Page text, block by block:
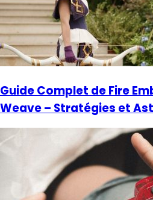
Guide Complet de Fire
Weave – Stratégies et